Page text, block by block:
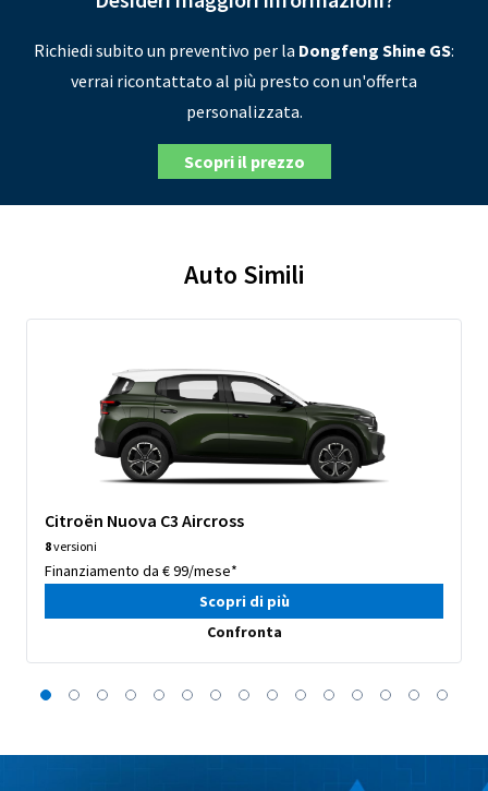
Richiedi subito un preventivo per la Dongfeng Shine GS:
verrai ricontattato al più presto con un'offerta
personalizzata.
Scopri il prezzo
Auto Simili
Citroën Nuova C3 Aircross
8versioni
Finanziamento da € 99/mese*
Scopri di più
Confronta